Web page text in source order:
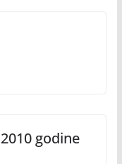
godine